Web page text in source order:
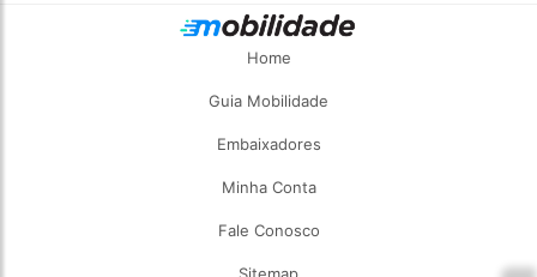
Home
Guia Mobilidade
Embaixadores
Minha Conta
Fale Conosco